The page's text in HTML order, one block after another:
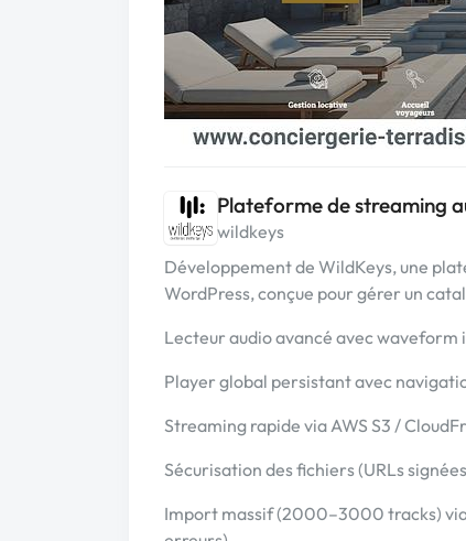
Plateforme de streaming
wildkeys
Développement de WildKeys, une
WordPress, conçue pour gérer un
Lecteur audio avancé avec waveform
Player global persistant avec
Streaming rapide via AWS S3 /
Sécurisation des fichiers (URLs
Import massif (2000–3000 tracks)